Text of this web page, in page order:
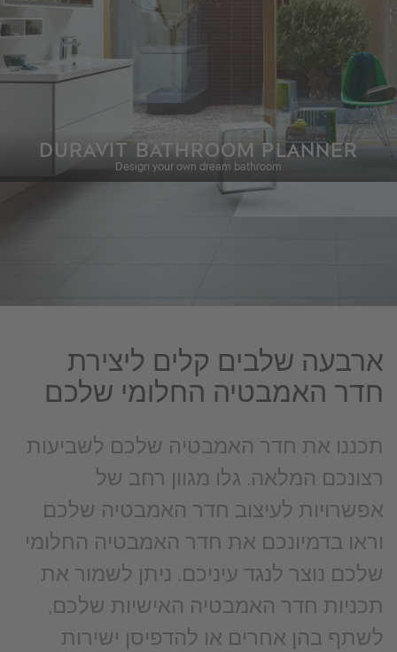
DURAVIT BATHROOM PLANNER
Design your own dream bathroom
ארבעה שלבים קלים ליצירת
חדר האמבטיה החלומי שלכם
תכננו את חדר האמבטיה שלכם לשביעות
רצונכם המלאה. גלו מגוון רחב של
אפשרויות לעיצוב חדר האמבטיה שלכם
וראו בדמיונכם את חדר האמבטיה החלומי
שלכם נוצר לנגד עיניכם. ניתן לשמור את
תכניות חדר האמבטיה האישיות שלכם,
לשתף בהן אחרים או להדפיסן ישירות